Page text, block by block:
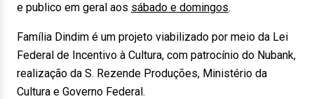
e publico em geral aos sábado e domingos.
Família Dindim é um projeto viabilizado por meio da Lei
Federal de Incentivo à Cultura, com patrocínio do Nubank,
realização da S. Rezende Produções, Ministério da
Cultura e Governo Federal.